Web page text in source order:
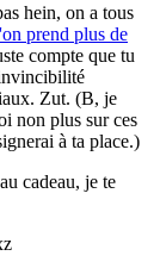
hein, on a tous
prend plus de
compte que tu
Zut. (B, je
non plus sur ces
à ta place.)
cadeau, je te